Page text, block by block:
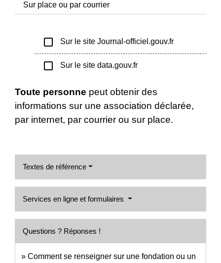
Sur place ou par courrier
check_box_outline_blank Sur le site Journal-officiel.gouv.fr
check_box_outline_blank Sur le site data.gouv.fr
Toute personne peut obtenir des
informations sur une association déclarée,
par internet, par courrier ou sur place.
Textes de référence
Services en ligne et formulaires
Questions ? Réponses !
Comment se renseigner sur une fondation ou un